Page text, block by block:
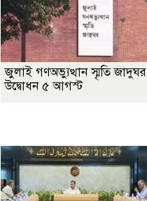
জুলাই গণঅভ্যুত্থান স্মৃতি জাদুঘর
উদ্বোধন ৫ আগস্ট